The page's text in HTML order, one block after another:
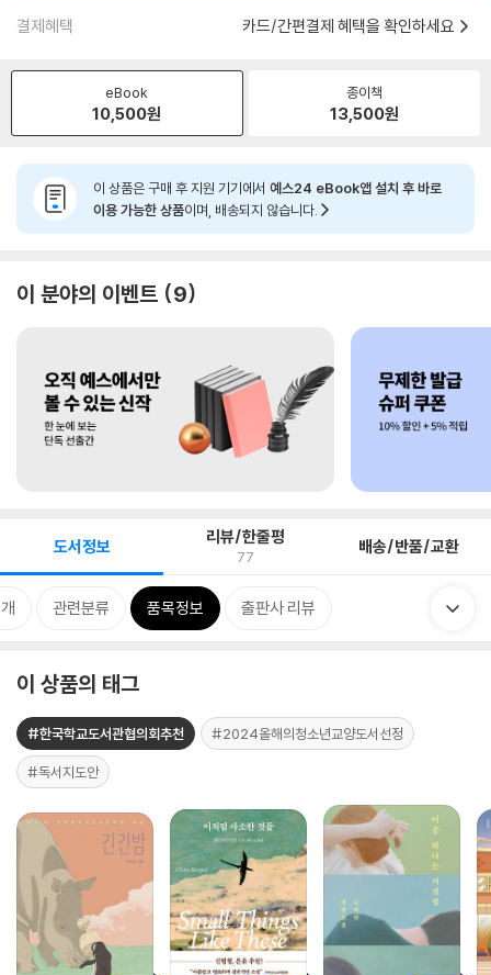
결제혜택 카드/간편결제 혜택을 확인하세요
eBook
10,500원
종이책
13,500원
이 상품은 구매 후 지원 기기에서 예스24 eBook앱 설치 후 바로
이용 가능한 상품이며, 배송되지 않습니다.
이 분야의 이벤트 9
도서정보 리뷰/한줄평
77 배송/반품/교환
관련분류 품목정보 출판사 리뷰
이 상품의 태그
#한국학교도서관협의회추천 #2024올해의청소년교양도서선정
#독서지도안